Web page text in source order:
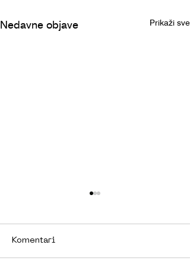
Nedavne objave Prikaži sve
VIÉ
Komentari